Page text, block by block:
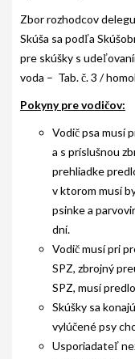
Zbor rozhodcov
Skúša sa podľa
pre skúšky s
voda – Tab. č. 3 /
Pokyny pre vodičov:
Vodič psa musí
a s príslušnou
prehliadke
v ktorom musí
psinke a
dní.
Vodič musí pri
SPZ, zbrojný
SPZ, musí
Skúšky sa
vylúčené psy
Usporiadateľ